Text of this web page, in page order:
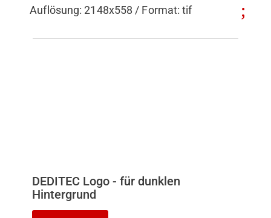
Auflösung: 2148x558 / Format: tif
DEDITEC Logo - für dunklen
Hintergrund